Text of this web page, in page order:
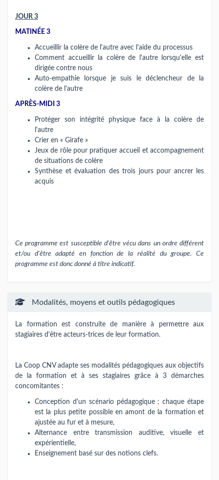
JOUR 3
MATINÉE 3
Accueillir la colère de l'autre avec l'aide du processus
Comment accueillir la colère de l'autre lorsqu'elle est
dirigée contre nous
Auto-empathie lorsque je suis le déclencheur de la
colère de l'autre
APRÈS-MIDI 3
Protéger son intégrité physique face à la colère de
l'autre
Crier en « Girafe »
Jeux de rôle pour pratiquer accueil et accompagnement
de situations de colère
Synthèse et évaluation des trois jours pour ancrer les
acquis
Ce programme est susceptible d'être vécu dans un ordre différent
et/ou d'être adapté en fonction de la réalité du groupe. Ce
programme est donc donné à titre indicatif.
Modalités, moyens et outils pédagogiques
La formation est construite de manière à permettre aux
stagiaires d'être acteurs-trices de leur formation.
La Coop CNV adapte ses modalités pédagogiques aux objectifs
de la formation et à ses stagiaires grâce à 3 démarches
concomitantes :
Conception d'un scénario pédagogique ; chaque étape
est la plus petite possible en amont de la formation et
ajustée au fur et à mesure,
Alternance entre transmission auditive, visuelle et
expérientielle,
Enseignement basé sur des notions clefs.